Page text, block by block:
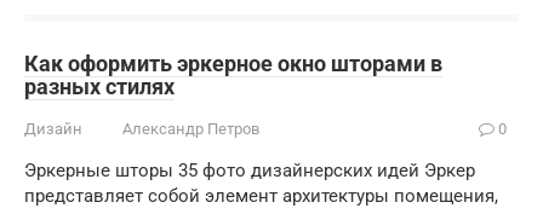
Как оформить эркерное окно шторами в
разных стилях
Дизайн Александр Петров 0
Эркерные шторы 35 фото дизайнерских идей Эркер
представляет собой элемент архитектуры помещения,